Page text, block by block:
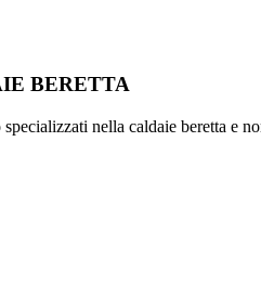
BERETTA
nella caldaie beretta e